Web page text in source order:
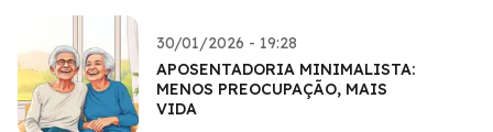
30/01/2026 - 19:28
APOSENTADORIA MINIMALISTA:
MENOS PREOCUPAÇÃO, MAIS
VIDA